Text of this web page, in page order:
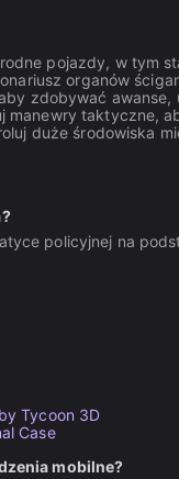
pojazdy, w tym
organów
zdobywać
manewry taktyczne,
duże środowiska
policyjnej na
Tycoon 3D
Case
mobilne?